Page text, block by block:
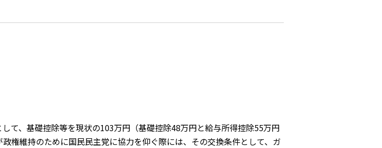
て、基礎控除等を現状の103万円（基礎控除48万円と給与所得控除55万円
権維持のために国民民主党に協力を仰ぐ際には、その交換条件として、ガ